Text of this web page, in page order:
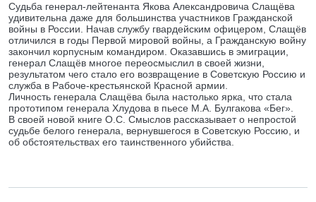
Судьба генерал-лейтенанта Якова Александровича Слащёва
удивительна даже для большинства участников Гражданской
войны в России. Начав службу гвардейским офицером, Слащёв
отличился в годы Первой мировой войны, а Гражданскую войну
закончил корпусным командиром. Оказавшись в эмиграции,
генерал Слащёв многое переосмыслил в своей жизни,
результатом чего стало его возвращение в Советскую Россию и
служба в Рабоче-крестьянской Красной армии.
Личность генерала Слащёва была настолько ярка, что стала
прототипом генерала Хлудова в пьесе М.А. Булгакова «Бег».
В своей новой книге О.С. Смыслов рассказывает о непростой
судьбе белого генерала, вернувшегося в Советскую Россию, и
об обстоятельствах его таинственного убийства.